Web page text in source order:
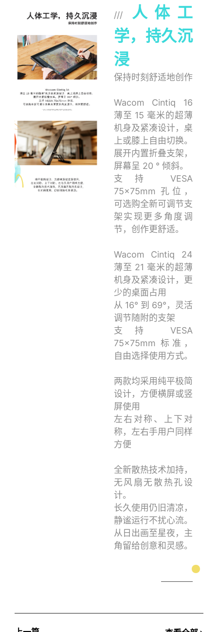
/// 人体工
学，持久沉
浸
保持时刻舒适地创作
Wacom Cintiq 16
薄至 15 毫米的超薄
机身及紧凑设计，桌
上或膝上自由切换。
展开内置折叠支架，
屏幕呈 20 ° 倾斜。
支持 VESA
75x75mm 孔位，
可选购全新可调节支
架实现更多角度调
节，创作更舒适。
Wacom Cintiq 24
薄至 21 毫米的超薄
机身及紧凑设计，更
少的桌面占用
从 16° 到 69°，灵活
调节随附的支架
支持 VESA
75x75mm 标准，
自由选择使用方式。
两款均采用纯平极简
设计，方便横屏或竖
屏使用
左右对称、上下对
称，左右手用户同样
方便
全新散热技术加持，
无风扇无散热孔设
计。
长久使用仍旧清凉，
静谧运行不扰心流。
从日出画至星夜，主
角留给创意和灵感。